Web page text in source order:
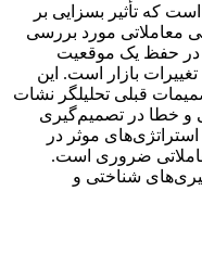
که تأثیر بسزایی بر
معاملاتی مورد بررسی
در حفظ یک موقعیت
بازار است. این
قبلی تحلیلگر نشات
و خطا در تصمیم‌گیری
موثر در
ضروری است.
شناختی و